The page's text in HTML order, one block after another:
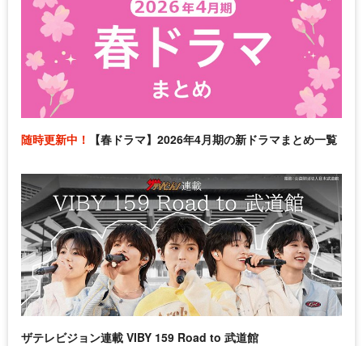
随時更新中！ 【春ドラマ】2026年4月期の新ドラマまとめ一覧
ザテレビジョン連載 VIBY 159 Road to 武道館